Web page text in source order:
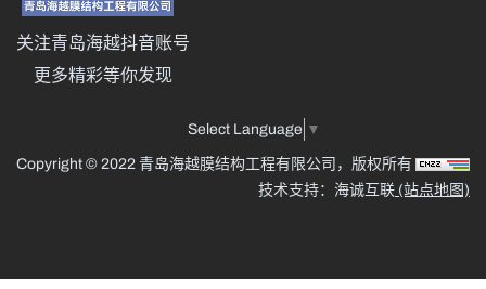
关注青岛海越抖音账号
更多精彩等你发现
Select Language ▼
Copyright © 2022 青岛海越膜结构工程有限公司，版权所有
技术支持：海诚互联(站点地图)